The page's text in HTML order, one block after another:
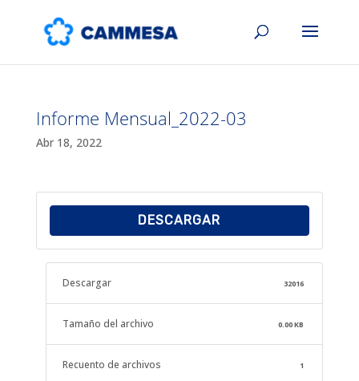
Informe Mensual_2022-03
Abr 18, 2022
DESCARGAR
Descargar 32016
Tamaño del archivo 0.00 KB
Recuento de archivos 1